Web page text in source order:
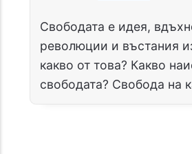
Свободата е идея,
революции и въстания
какво от това? Какво
свободата? Свобода на